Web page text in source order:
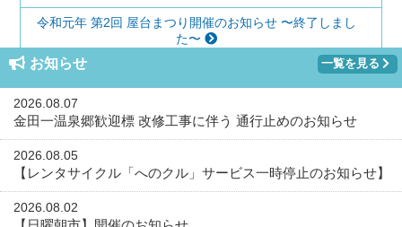
令和元年 第2回 屋台まつり開催のお知らせ 〜終了しまし
た〜
お知らせ 一覧を見る
2026.08.07
金田一温泉郷歓迎標 改修工事に伴う 通行止めのお知らせ
2026.08.05
【レンタサイクル「へのクル」サービス一時停止のお知らせ】
2026.08.02